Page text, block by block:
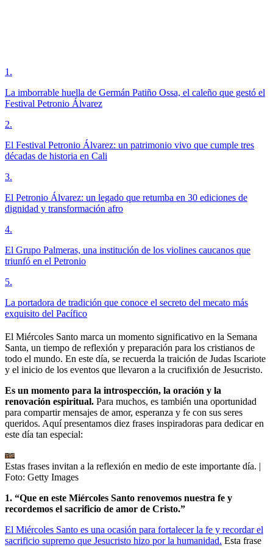
1 .
La imborrable huella de Germán Patiño Ossa, el caleño que gestó el
Festival Petronio Álvarez
2.
El Festival Petronio Álvarez: un patrimonio vivo que cumple tres
décadas de historia en Cali
3.
El Petronio Álvarez: un legado que retumba en 30 ediciones de
dignidad y transformación afro
4.
El Grupo Palmeras, una institución de los violines caucanos que
triunfó en el Petronio
5.
La portadora de tradición que conoce el secreto del mecato más
exquisito del Pacífico
El Miércoles Santo marca un momento significativo en la Semana
Santa, un tiempo de reflexión y preparación para los cristianos de
todo el mundo. En este día, se recuerda la traición de Judas Iscariote
y el inicio de los eventos que llevaron a la crucifixión de Jesucristo.
Es un momento para la introspección, la oración y la
renovación espiritual. Para muchos, es también una oportunidad
para compartir mensajes de amor, esperanza y fe con sus seres
queridos. Aquí presentamos diez frases inspiradoras para dedicar en
este día tan especial:
Estas frases invitan a la reflexión en medio de este importante día. |
Foto: Getty Images
1. “Que en este Miércoles Santo renovemos nuestra fe y
recordemos el sacrificio de amor de Cristo.”
El Miércoles Santo es una ocasión para fortalecer la fe y recordar el
sacrificio supremo que Jesucristo hizo por la humanidad. Esta frase